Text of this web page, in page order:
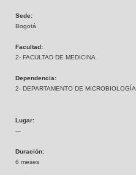
Sede:
Bogotá
Facultad:
2- FACULTAD DE MEDICINA
Dependencia:
2- DEPARTAMENTO DE MICROBIOLOGÍA
Lugar:
---
Duración:
6 meses